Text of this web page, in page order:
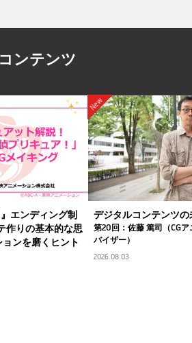
ンテンツ
エンディング制
りの基本的な思
ンを磨くヒント
New
デジタルコンテンツ
第20回：佐藤 篤司（CG
バイザー）
2026.08.03